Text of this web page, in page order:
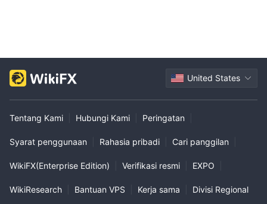
United States
Tentang Kami Hubungi Kami Peringatan
Syarat penggunaan Rahasia pribadi Cari panggilan
WikiFX(Enterprise Edition) Verifikasi resmi EXPO
WikiResearch Bantuan VPS Kerja sama Divisi Regional